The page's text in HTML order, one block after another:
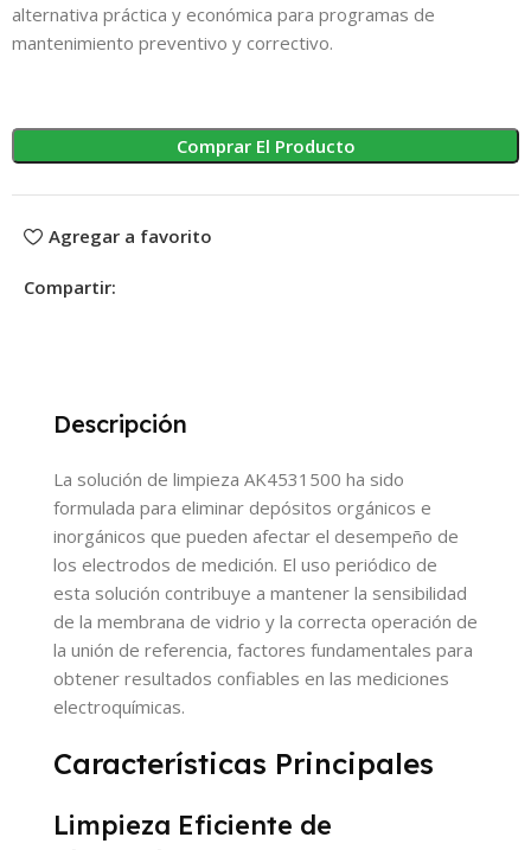
alternativa práctica y económica para programas de
mantenimiento preventivo y correctivo.
Comprar El Producto
Agregar a favorito
Compartir:
Descripción
La solución de limpieza AK4531500 ha sido
formulada para eliminar depósitos orgánicos e
inorgánicos que pueden afectar el desempeño de
los electrodos de medición. El uso periódico de
esta solución contribuye a mantener la sensibilidad
de la membrana de vidrio y la correcta operación de
la unión de referencia, factores fundamentales para
obtener resultados confiables en las mediciones
electroquímicas.
Características Principales
Limpieza Eficiente de